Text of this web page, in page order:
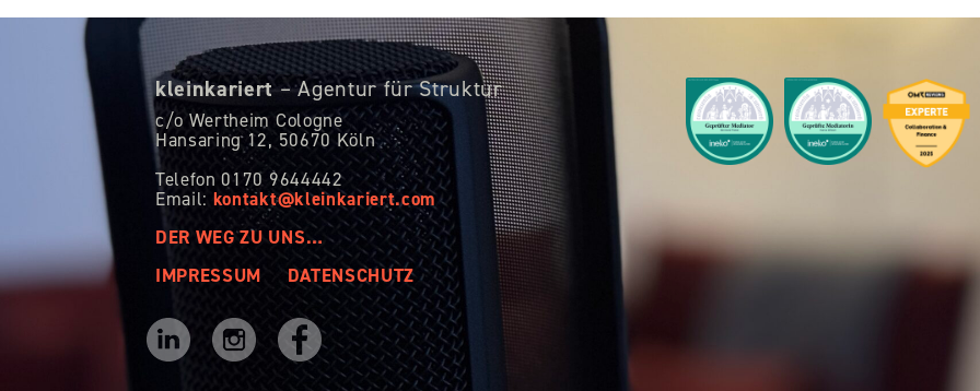
kleinkariert– Agentur für Struktur
c/o Wertheim Cologne
Hansaring 12, 50670 Köln
Telefon 0170 9644442
Email: kontakt@kleinkariert.com
DER WEG ZU UNS…
IMPRESSUM
DATENSCHUTZ